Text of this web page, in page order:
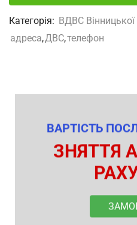
Категорія: ВДВС Вінницької
адреса,ДВС,телефон
ВАРТІСТЬ
ЗНЯТТЯ